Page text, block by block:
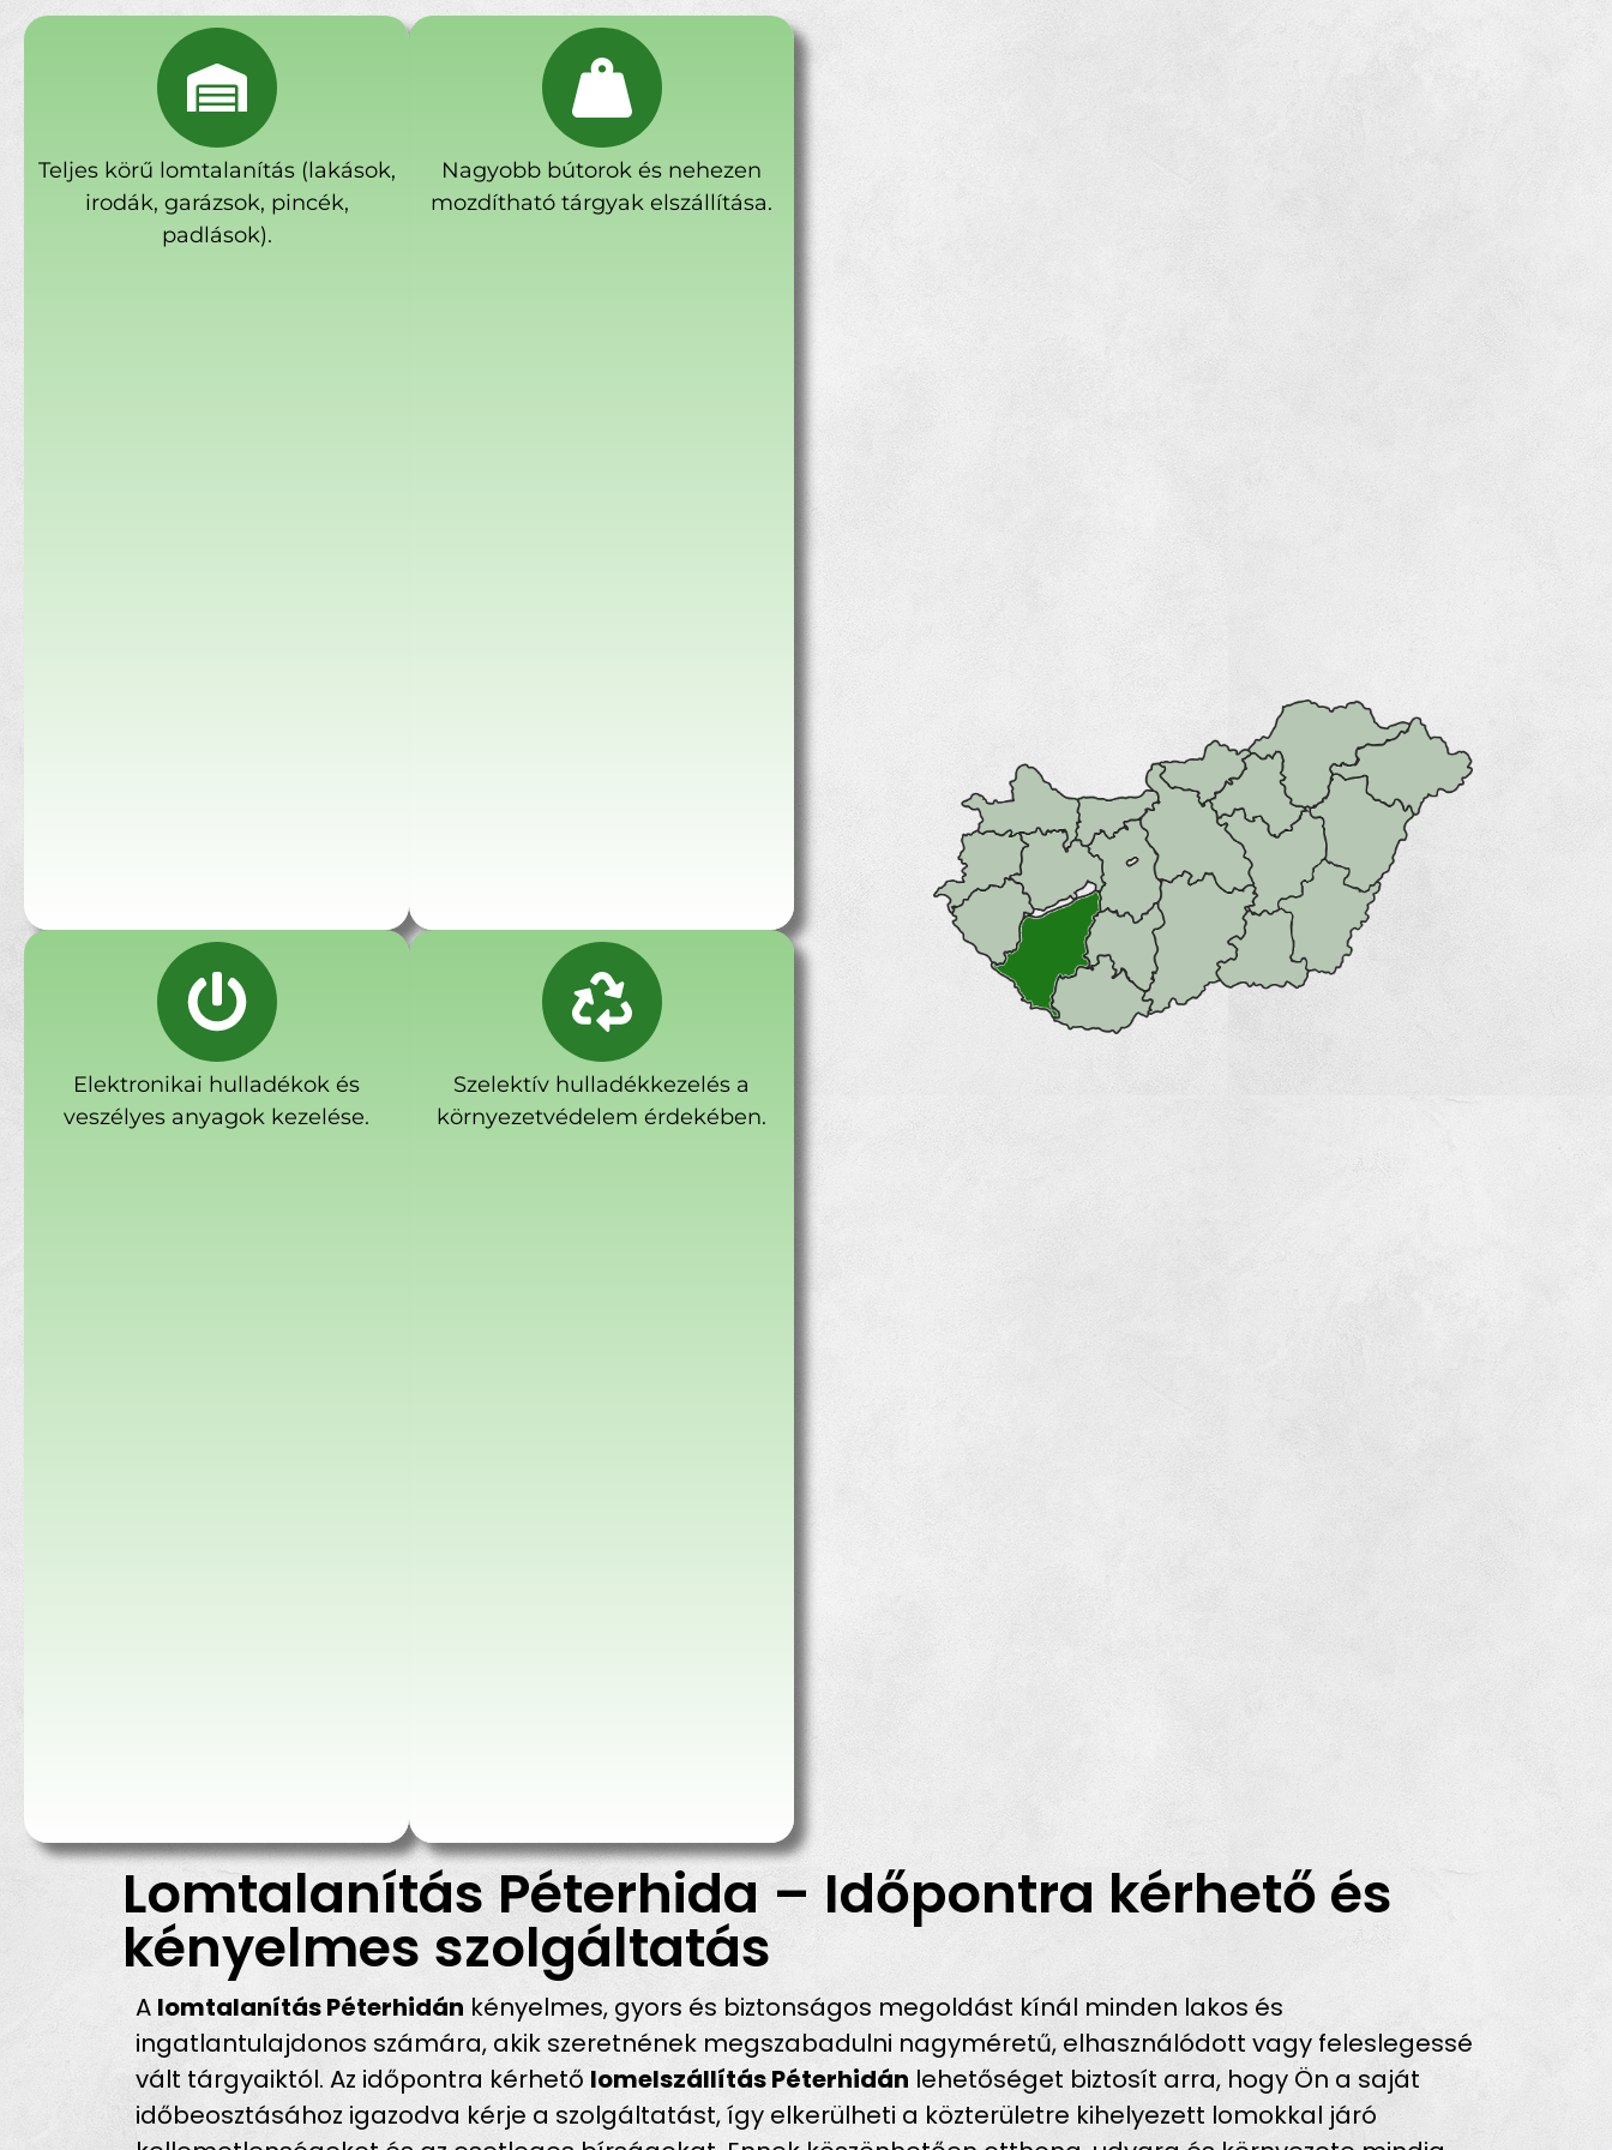
Teljes körű lomtalanítás (lakások,
irodák, garázsok, pincék,
padlások).
Nagyobb bútorok és nehezen
mozdítható tárgyak elszállítása.
Elektronikai hulladékok és
veszélyes anyagok kezelése.
Szelektív hulladékkezelés a
környezetvédelem érdekében.
Lomtalanítás Péterhida – Időpontra kérhető és
kényelmes szolgáltatás
A lomtalanítás Péterhidán kényelmes, gyors és biztonságos megoldást kínál minden lakos és
ingatlantulajdonos számára, akik szeretnének megszabadulni nagyméretű, elhasználódott vagy feleslegessé
vált tárgyaiktól. Az időpontra kérhető lomelszállítás Péterhidán lehetőséget biztosít arra, hogy Ön a saját
időbeosztásához igazodva kérje a szolgáltatást, így elkerülheti a közterületre kihelyezett lomokkal járó